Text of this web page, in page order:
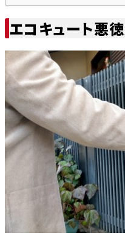
エコキュート悪